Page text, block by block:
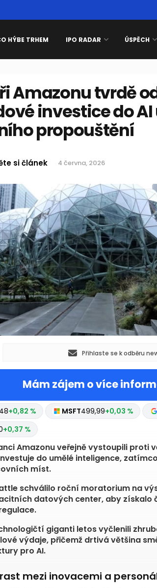
HÝBE TRHEM IPO RADAR ÚSPĚCH
Amazonu tvrdě
investice do
propouštění
si článek 4 června, 2026
Přihlaste se k odběru
Mám zájem o více
+0,82 % MSFT499,99+0,03 %
+0,37 %
Amazonu veřejně vystoupili proti
do umělé inteligence,
míst.
schválilo roční moratorium na
datových center, aby získalo
giganti letos vyčlenili
výdaje, přičemž drtivá většina
pro AI.
mezi inovacemi a